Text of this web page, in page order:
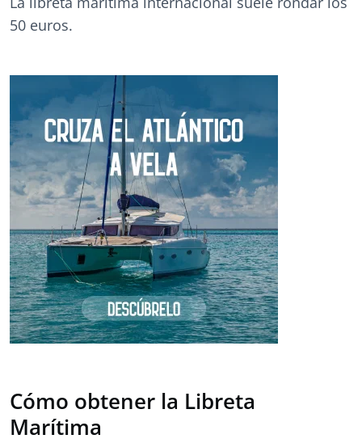
50 euros.
Cómo obtener la Libreta
Marítima